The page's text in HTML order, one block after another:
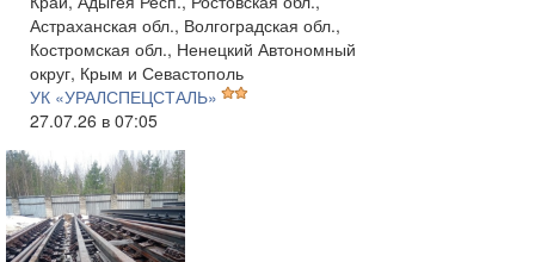
Астраханская обл., Волгоградская обл.,
Костромская обл., Ненецкий Автономный
округ, Крым и Севастополь
УК «УРАЛСПЕЦСТАЛЬ»
27.07.26 в 07:05